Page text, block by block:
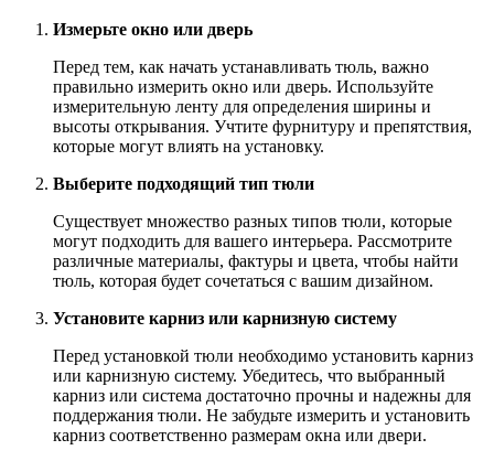
Измерьте окно или дверь
Перед тем, как начать устанавливать тюль, важно
правильно измерить окно или дверь. Используйте
измерительную ленту для определения ширины и
высоты открывания. Учтите фурнитуру и препятствия,
которые могут влиять на установку.
Выберите подходящий тип тюли
Существует множество разных типов тюли, которые
могут подходить для вашего интерьера. Рассмотрите
различные материалы, фактуры и цвета, чтобы найти
тюль, которая будет сочетаться с вашим дизайном.
Установите карниз или карнизную систему
Перед установкой тюли необходимо установить карниз
или карнизную систему. Убедитесь, что выбранный
карниз или система достаточно прочны и надежны для
поддержания тюли. Не забудьте измерить и установить
карниз соответственно размерам окна или двери.